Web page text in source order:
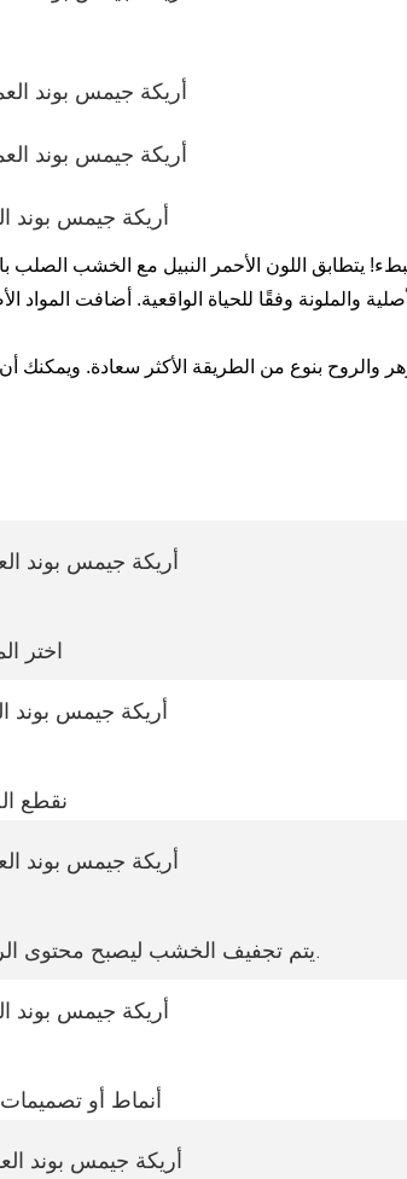
والملونة وفقًا للحياة الواقعية. أضافت المواد
اختر
نقطع
يتم تجفيف الخشب ليصبح محتوى الرطوبة 8%-12% وهو المعيار الدولي.
أنماط أو